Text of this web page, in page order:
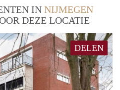
IN NIJMEGEN
DEZE LOCATIE
DELEN